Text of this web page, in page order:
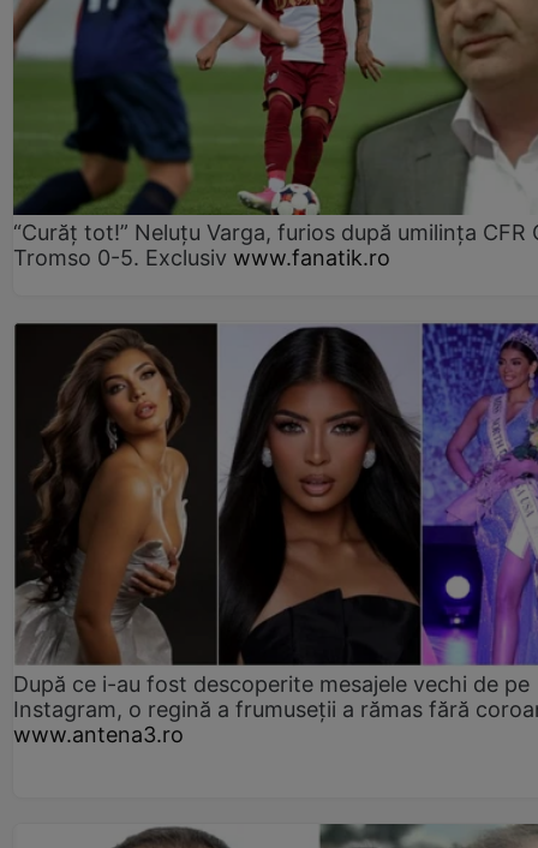
“Curăț tot!” Neluțu Varga, furios după umilința CFR
Tromso 0-5. Exclusiv www.fanatik.ro
După ce i-au fost descoperite mesajele vechi de pe
Instagram, o regină a frumuseții a rămas fără
www.antena3.ro